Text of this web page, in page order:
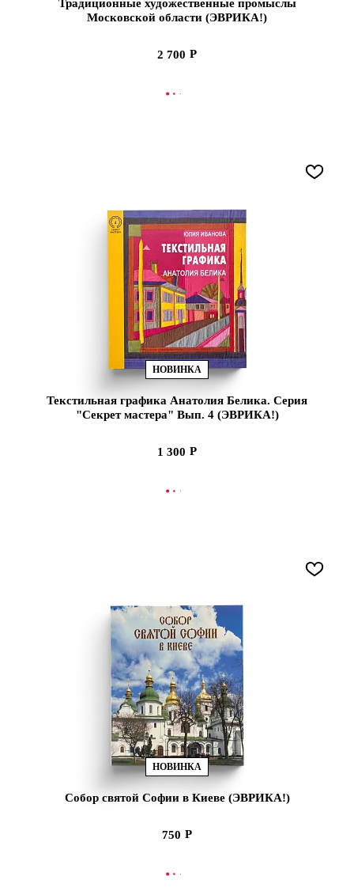
Традиционные художественные промыслы
Московской области (ЭВРИКА!)
2 700
В КОРЗИНУ
НОВИНКА
Текстильная графика Анатолия Белика. Серия
"Секрет мастера" Вып. 4 (ЭВРИКА!)
1 300
В КОРЗИНУ
НОВИНКА
Собор святой Софии в Киеве (ЭВРИКА!)
750
В КОРЗИНУ